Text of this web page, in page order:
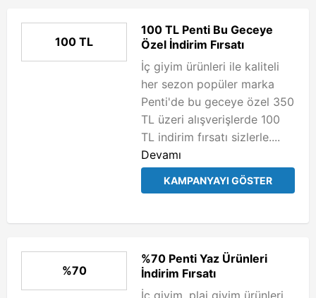
100 TL
100 TL Penti Bu Geceye
Özel İndirim Fırsatı
İç giyim ürünleri ile kaliteli
her sezon popüler marka
Penti'de bu geceye özel 350
TL üzeri alışverişlerde 100
TL indirim fırsatı sizlerle....
Devamı
KAMPANYAYI GÖSTER
%70
%70 Penti Yaz Ürünleri
İndirim Fırsatı
İç giyim, plaj giyim ürünleri,